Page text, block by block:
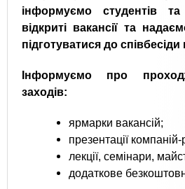
інформуємо студентів
відкриті вакансії та
підготуватися до
Інформуємо про
заходів:
ярмарки вакансій;
презентації
лекції, семінари,
додаткове